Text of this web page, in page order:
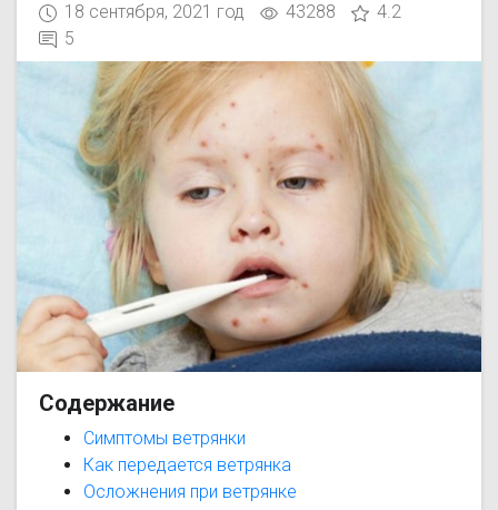
18 сентября, 2021 год
43288
4.2
5
Содержание
Симптомы ветрянки
Как передается ветрянка
Осложнения при ветрянке